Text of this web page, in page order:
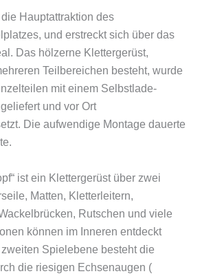
Hauptattraktion des
und erstreckt sich über das
Das hölzerne Klettergerüst,
Teilbereichen besteht, wurde
mit einem Selbstlade-
und vor Ort
Die aufwendige Montage dauerte
ist ein Klettergerüst über zwei
Matten, Kletterleitern,
Rutschen und viele
können im Inneren entdeckt
Spielebene besteht die
die riesigen Echsenaugen (